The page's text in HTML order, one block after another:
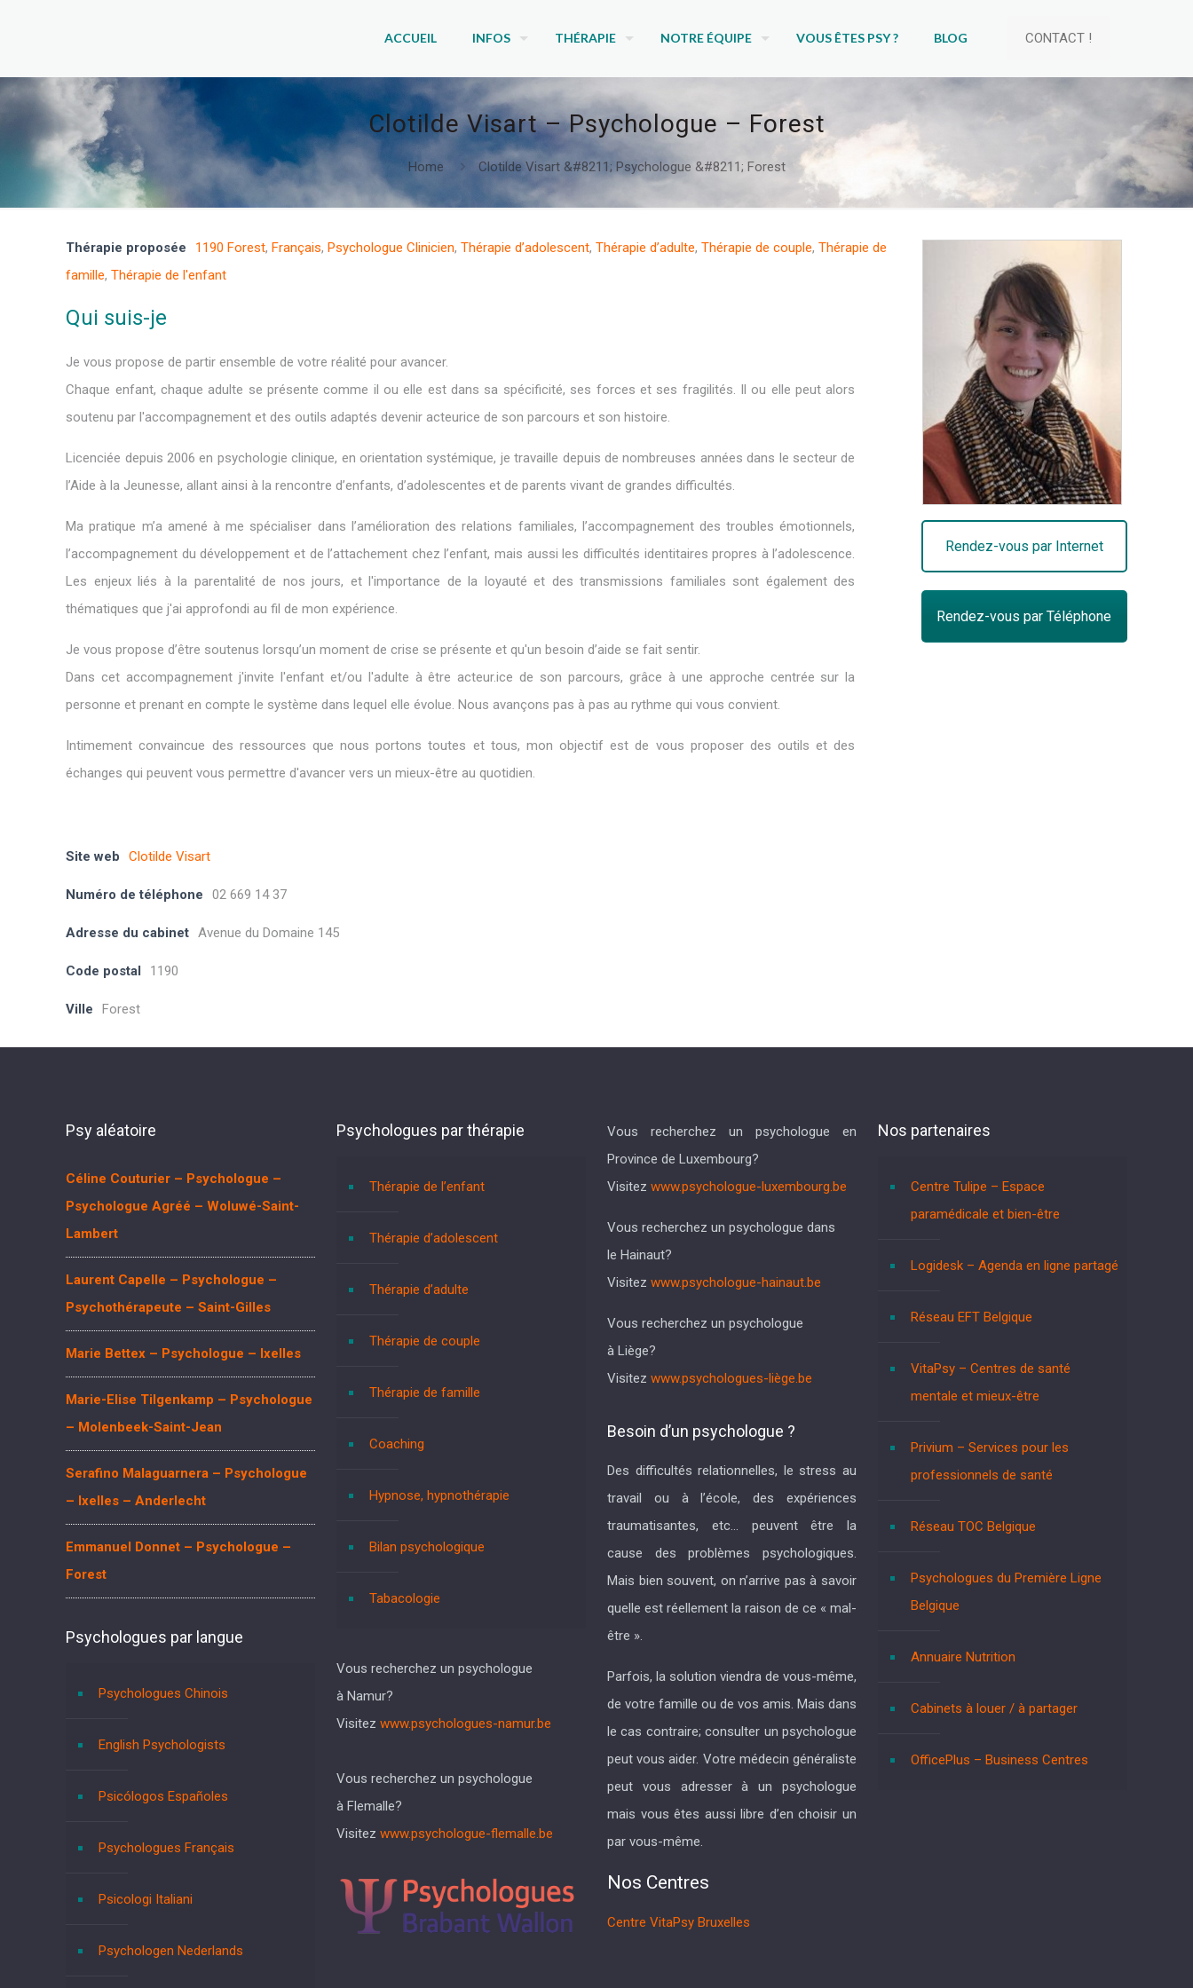
ACCUEIL INFOS THÉRAPIE NOTRE ÉQUIPE VOUS ÊTES PSY ? BLOG CONTACT !
Clotilde Visart – Psychologue – Forest
Home Clotilde Visart &#8211; Psychologue &#8211; Forest
Thérapie proposée 1190 Forest,Français,Psychologue Clinicien,Thérapie d’adolescent,Thérapie d’adulte,Thérapie de couple,Thérapie de
famille,Thérapie de l'enfant
Qui suis-je
Je vous propose de partir ensemble de votre réalité pour avancer.
Chaque enfant, chaque adulte se présente comme il ou elle est dans sa spécificité, ses forces et ses fragilités. Il ou elle peut alors
soutenu par l'accompagnement et des outils adaptés devenir acteurice de son parcours et son histoire.
Licenciée depuis 2006 en psychologie clinique, en orientation systémique, je travaille depuis de nombreuses années dans le secteur de
l’Aide à la Jeunesse, allant ainsi à la rencontre d’enfants, d’adolescentes et de parents vivant de grandes difficultés.
Ma pratique m’a amené à me spécialiser dans l’amélioration des relations familiales, l’accompagnement des troubles émotionnels,
l’accompagnement du développement et de l’attachement chez l’enfant, mais aussi les difficultés identitaires propres à l’adolescence.
Les enjeux liés à la parentalité de nos jours, et l'importance de la loyauté et des transmissions familiales sont également des
thématiques que j'ai approfondi au fil de mon expérience.
Je vous propose d’être soutenus lorsqu’un moment de crise se présente et qu'un besoin d’aide se fait sentir.
Dans cet accompagnement j'invite l'enfant et/ou l'adulte à être acteur.ice de son parcours, grâce à une approche centrée sur la
personne et prenant en compte le système dans lequel elle évolue. Nous avançons pas à pas au rythme qui vous convient.
Intimement convaincue des ressources que nous portons toutes et tous, mon objectif est de vous proposer des outils et des
échanges qui peuvent vous permettre d'avancer vers un mieux-être au quotidien.
Rendez-vous par Internet
Rendez-vous par Téléphone
Site web Clotilde Visart
Numéro de téléphone 02 669 14 37
Adresse du cabinet Avenue du Domaine 145
Code postal 1190
Ville Forest
Psy aléatoire
Céline Couturier – Psychologue –
Psychologue Agréé – Woluwé-Saint-
Lambert
Laurent Capelle – Psychologue –
Psychothérapeute – Saint-Gilles
Marie Bettex – Psychologue – Ixelles
Marie-Elise Tilgenkamp – Psychologue
– Molenbeek-Saint-Jean
Serafino Malaguarnera – Psychologue
– Ixelles – Anderlecht
Emmanuel Donnet – Psychologue –
Forest
Psychologues par langue
Psychologues Chinois
English Psychologists
Psicólogos Españoles
Psychologues Français
Psicologi Italiani
Psychologen Nederlands
Psychologues par thérapie
Thérapie de l’enfant
Thérapie d’adolescent
Thérapie d’adulte
Thérapie de couple
Thérapie de famille
Coaching
Hypnose, hypnothérapie
Bilan psychologique
Tabacologie
Vous recherchez un psychologue
à Namur?
Visitez www.psychologues-namur.be
Vous recherchez un psychologue
à Flemalle?
Visitez www.psychologue-flemalle.be
Vous recherchez un psychologue en
Province de Luxembourg?
Visitez www.psychologue-luxembourg.be
Vous recherchez un psychologue dans
le Hainaut?
Visitez www.psychologue-hainaut.be
Vous recherchez un psychologue
à Liège?
Visitez www.psychologues-liège.be
Besoin d’un psychologue ?
Des difficultés relationnelles, le stress au
travail ou à l’école, des expériences
traumatisantes, etc… peuvent être la
cause des problèmes psychologiques.
Mais bien souvent, on n’arrive pas à savoir
quelle est réellement la raison de ce « mal-
être ».
Parfois, la solution viendra de vous-même,
de votre famille ou de vos amis. Mais dans
le cas contraire; consulter un psychologue
peut vous aider. Votre médecin généraliste
peut vous adresser à un psychologue
mais vous êtes aussi libre d’en choisir un
par vous-même.
Nos Centres
Centre VitaPsy Bruxelles
Nos partenaires
Centre Tulipe – Espace
paramédicale et bien-être
Logidesk – Agenda en ligne partagé
Réseau EFT Belgique
VitaPsy – Centres de santé
mentale et mieux-être
Privium – Services pour les
professionnels de santé
Réseau TOC Belgique
Psychologues du Première Ligne
Belgique
Annuaire Nutrition
Cabinets à louer / à partager
OfficePlus – Business Centres